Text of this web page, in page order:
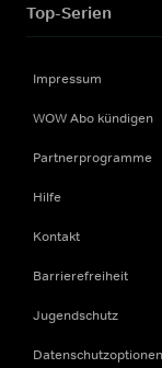
Top-Serien
Impressum
WOW Abo kündigen
Partnerprogramme
Hilfe
Kontakt
Barrierefreiheit
Jugendschutz
Datenschutzoptionen